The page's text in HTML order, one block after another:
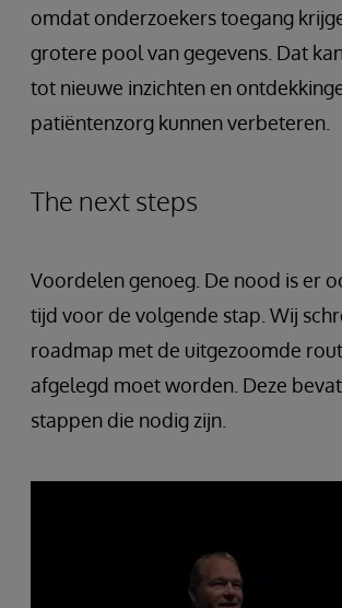
omdat onderzoekers toegang
grotere pool van gegevens. Dat
tot nieuwe inzichten en
patiëntenzorg kunnen verbeteren.
The next steps
Voordelen genoeg. De nood is er
tijd voor de volgende stap. Wij
roadmap met de uitgezoomde
afgelegd moet worden. Deze
stappen die nodig zijn.